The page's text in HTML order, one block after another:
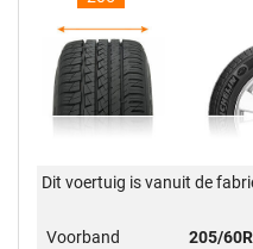
Dit voertuig is vanuit de
Voorband
205/